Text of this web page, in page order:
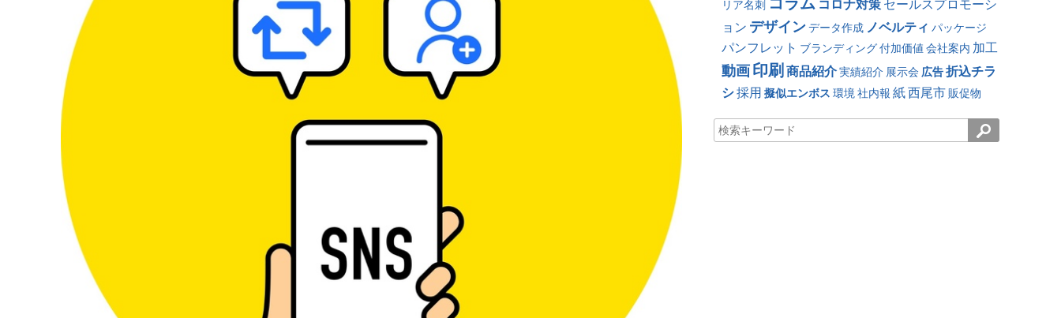
リア名刺
コロナ対策 セールスプロモーシ
ョン デザイン データ作成 ノベルティ パッケージ
パンフレット ブランディング 付加価値 会社案内 加工
動画 印刷 商品紹介 実績紹介 展示会 広告 折込チラ
シ採用 擬似エンボス 環境 社内報 紙西尾市 販促物